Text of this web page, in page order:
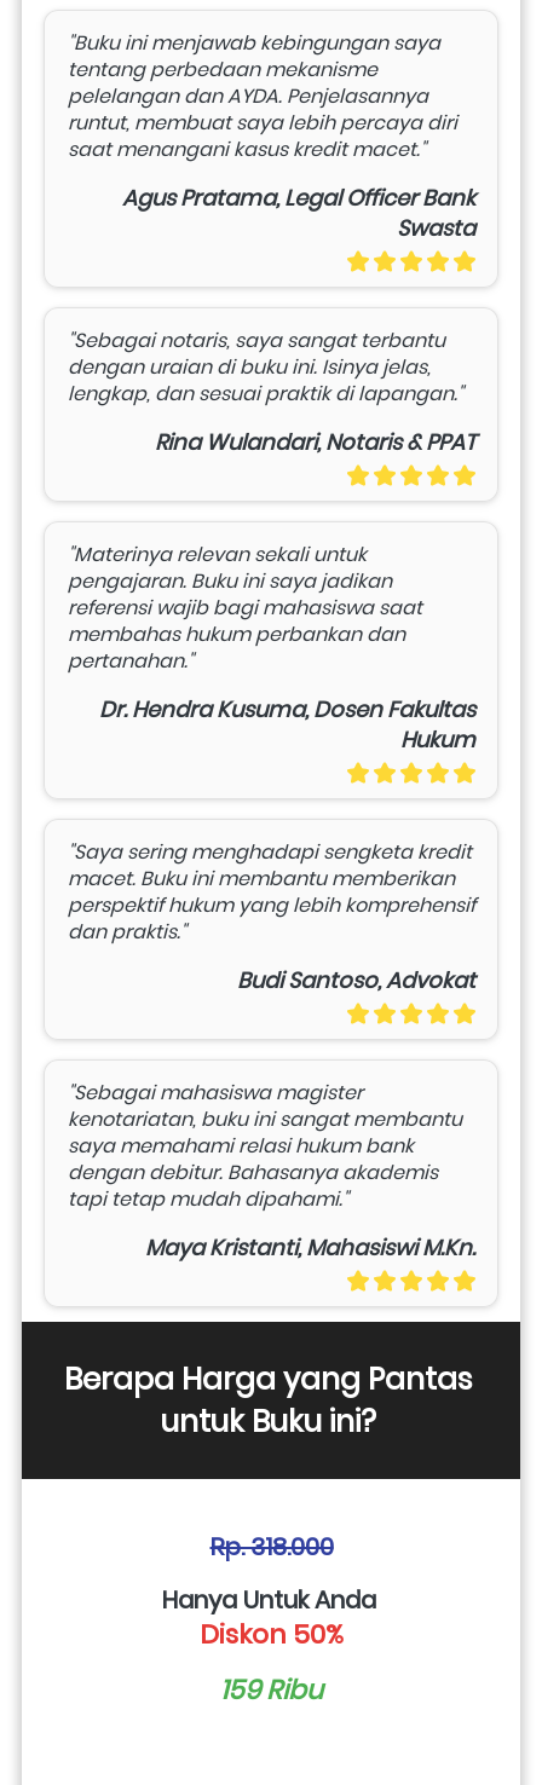
"Buku ini menjawab kebingungan saya
tentang perbedaan mekanisme
pelelangan dan AYDA. Penjelasannya
runtut, membuat saya lebih percaya diri
saat menangani kasus kredit macet."
Agus Pratama, Legal Officer Bank
Swasta
"Sebagai notaris, saya sangat terbantu
dengan uraian di buku ini. Isinya jelas,
lengkap, dan sesuai praktik di lapangan."
Rina Wulandari, Notaris & PPAT
"Materinya relevan sekali untuk
pengajaran. Buku ini saya jadikan
referensi wajib bagi mahasiswa saat
membahas hukum perbankan dan
pertanahan."
Dr. Hendra Kusuma, Dosen Fakultas
Hukum
"Saya sering menghadapi sengketa kredit
macet. Buku ini membantu memberikan
perspektif hukum yang lebih komprehensif
dan praktis."
Budi Santoso, Advokat
"Sebagai mahasiswa magister
kenotariatan, buku ini sangat membantu
saya memahami relasi hukum bank
dengan debitur. Bahasanya akademis
tapi tetap mudah dipahami."
Maya Kristanti, Mahasiswi M.Kn.
Berapa Harga yang Pantas
untuk Buku ini?
Rp. 318.000
Hanya Untuk Anda
Diskon 50%
159 Ribu